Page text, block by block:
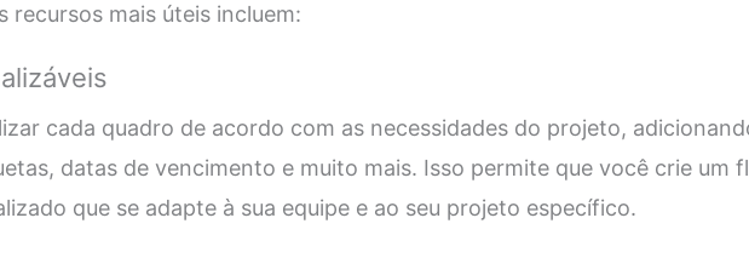
recursos mais úteis incluem:
cada quadro de acordo com as necessidades do projeto,
datas de vencimento e muito mais. Isso permite que você crie um
que se adapte à sua equipe e ao seu projeto específico.